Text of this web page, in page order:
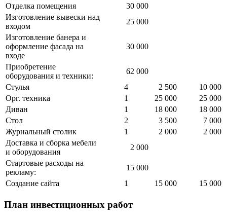
Отделка помещения
30 000
Изготовление вывески над
входом
25 000
Изготовление банера и
оформление фасада на
входе
30 000
Приобретение
оборудования и техники:
62 000
Стулья
4 2 500
10 000
Орг. техника
1 25 000
25 000
Диван
1 18 000
18 000
Стол
2 3 500
7 000
Журнальный столик
1 2 000
2 000
Доставка и сборка мебели
и оборудования
2 000
Стартовые расходы на
рекламу:
15 000
Создание сайта
1 15 000 15 000
План инвестиционных работ